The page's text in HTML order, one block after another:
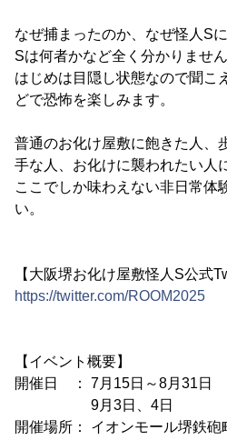
なぜ捕まったのか、なぜ怪人S
Sは何者かなど全く分かりません
はじめは目隠し状態なので聞こ
どで恐怖を楽しみます。
普通のお化け屋敷に飽きた人、
手な人、お化けに襲われたい人
ここでしか味わえない非日常体
い。
【大阪堺お化け屋敷怪人S公式
https://twitter.com/ROOM2025
【イベント概要】
開催日 ： 7月15日～8月31日
9月3日、4日
開催場所： イオンモール堺鉄